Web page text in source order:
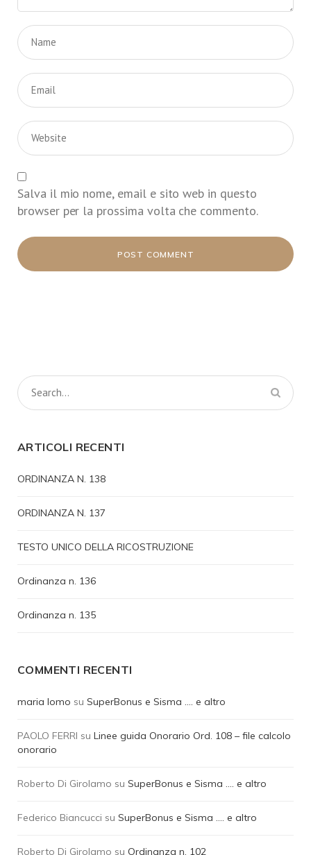
Salva il mio nome, email e sito web in questo
browser per la prossima volta che commento.
ARTICOLI RECENTI
ORDINANZA N. 138
ORDINANZA N. 137
TESTO UNICO DELLA RICOSTRUZIONE
Ordinanza n. 136
Ordinanza n. 135
COMMENTI RECENTI
maria lomo su SuperBonus e Sisma …. e altro
PAOLO FERRI su Linee guida Onorario Ord. 108 – file calcolo
onorario
Roberto Di Girolamo su SuperBonus e Sisma …. e altro
Federico Biancucci su SuperBonus e Sisma …. e altro
Roberto Di Girolamo su Ordinanza n. 102